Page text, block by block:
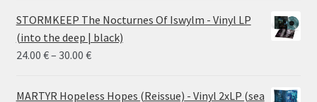
STORMKEEP The Nocturnes Of Iswylm - Vinyl LP
(into the deep | black)
24.00 €– 30.00 €Price
24.00 €
MARTYR Hopeless Hopes (Reissue) - Vinyl 2xLP (sea